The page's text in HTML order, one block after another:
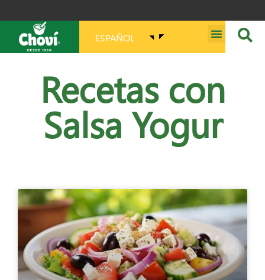
ESPAÑOL
Recetas con
Salsa Yogur